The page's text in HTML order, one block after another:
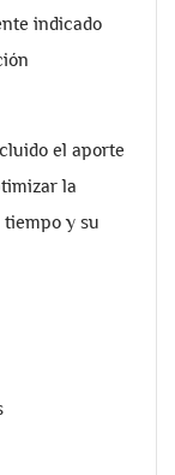
indicado
el aporte
la
y su